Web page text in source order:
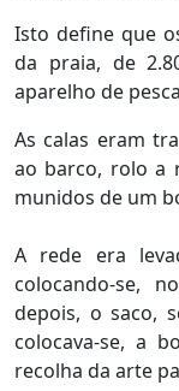
Isto define que
da praia, de
aparelho de
As calas eram
ao barco, rolo a
munidos de um
A rede era
colocando-se,
depois, o saco,
colocava-se, a
recolha da arte